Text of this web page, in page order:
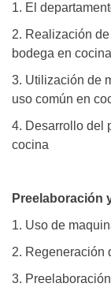
1. El
2. Realización
bodega en cocina
3. Utilización de
uso común en
4. Desarrollo del
cocina
Preelaboración
1. Uso de
2. Regeneración
3.